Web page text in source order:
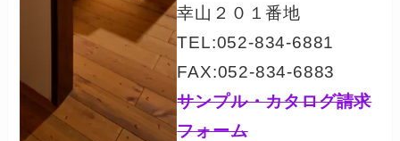
幸山２０１番地
TEL:052-834-6881
FAX:052-834-6883
サンプル・カタログ請求
フォーム